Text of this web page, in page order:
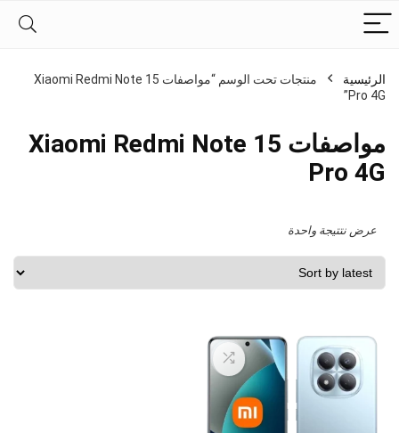
الرئيسية
منتجات تحت الوسم “مواصفات Xiaomi Redmi Note 15
Pro 4G”
مواصفات Xiaomi Redmi Note 15
Pro 4G
عرض نتتيجة واحدة